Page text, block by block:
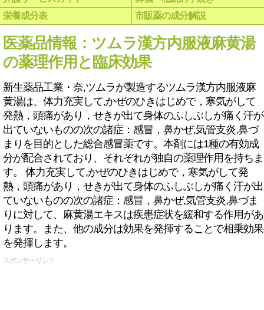
栄養成分表
市販薬の成分解説
医薬品情報：ツムラ漢方内服液麻黄湯
の薬理作用と臨床効果
新生薬品工業・奈,ツムラが製造するツムラ漢方内服液麻
黄湯は、体力充実して,かぜのひきはじめで，寒気がして
発熱，頭痛があり，せきが出て身体のふしぶしが痛く汗が
出ていないものの次の諸症：感冒，鼻かぜ,気管支炎,鼻づ
まりを目的とした総合感冒薬です。本剤には1種の有効成
分が配合されており、それぞれが独自の薬理作用を持ちま
す。 体力充実して,かぜのひきはじめで，寒気がして発
熱，頭痛があり，せきが出て身体のふしぶしが痛く汗が出
ていないものの次の諸症：感冒，鼻かぜ,気管支炎,鼻づま
りに対して、麻黄湯エキスは疾患症状を緩和する作用があ
ります。また、他の成分は効果を発揮することで相乗効果
を発揮します。
スポンサーリンク